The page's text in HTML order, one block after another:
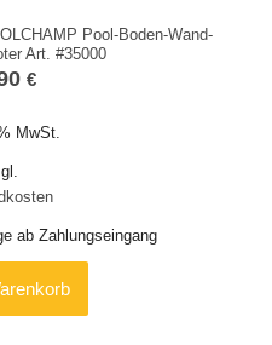
Pool-Boden-Wand-
Art. #35000
€
MwSt.
ab Zahlungseingang